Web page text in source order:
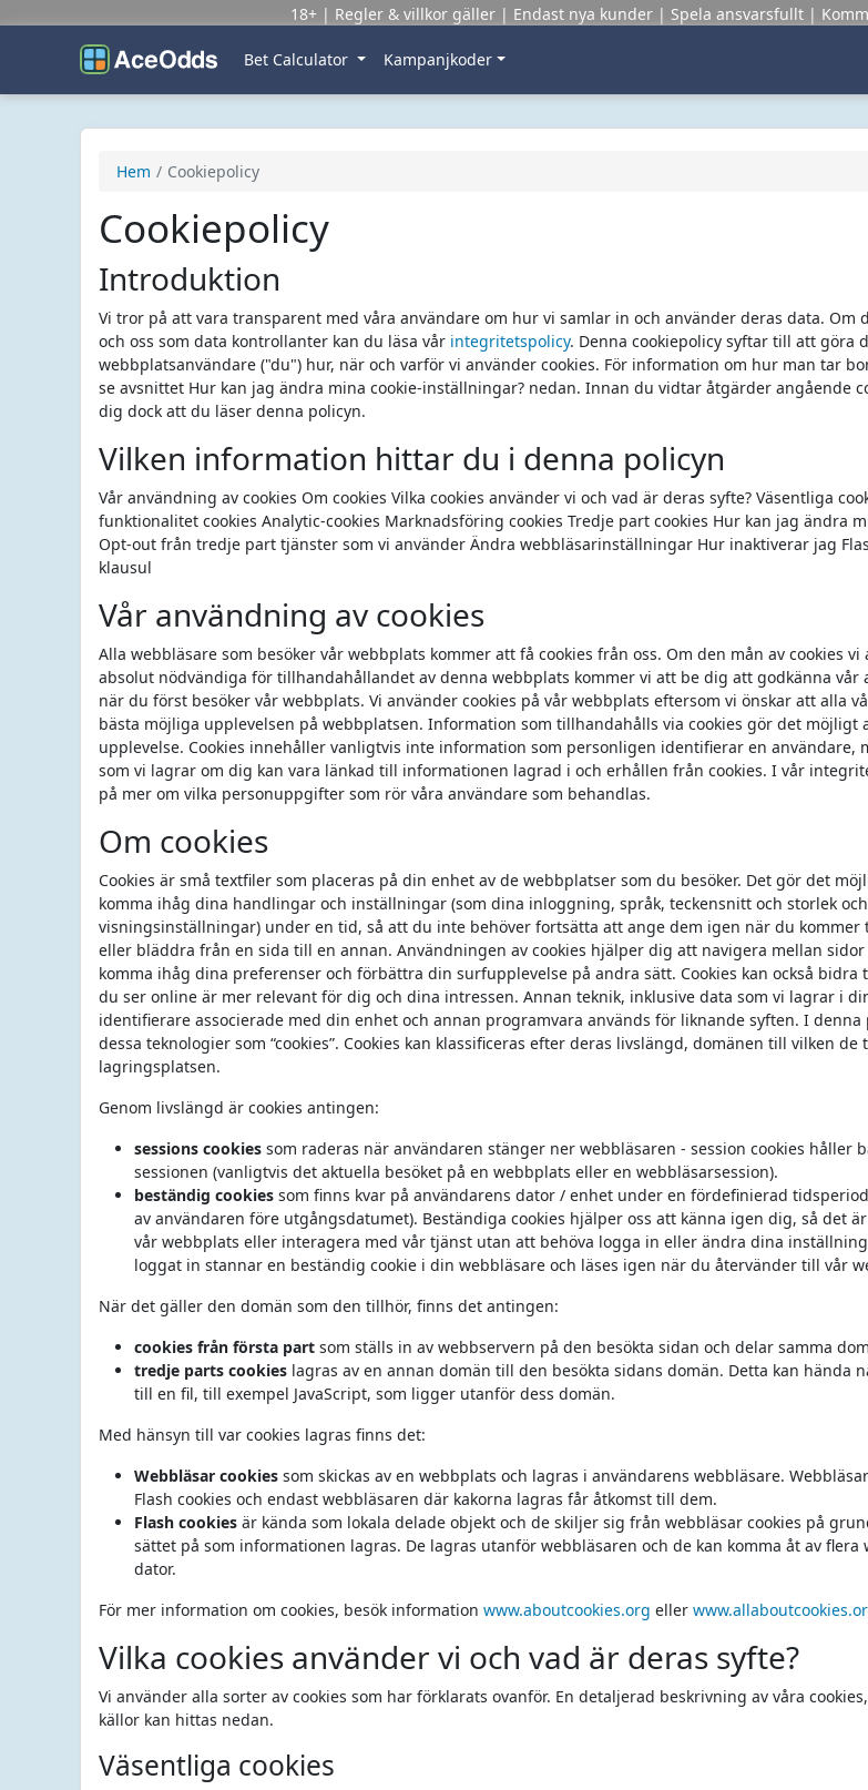
18+ | Regler & villkor gäller | Endast nya kunder | Spela ansvarsfullt |
Bet Calculator Kampanjkoder
Hem Cookiepolicy
Cookiepolicy
Introduktion
Vi tror på att vara transparent med våra användare om hur vi samlar in och använder deras data. Om
och oss som data kontrollanter kan du läsa vår integritetspolicy. Denna cookiepolicy syftar till att göra
webbplatsanvändare ("du") hur, när och varför vi använder cookies. För information om hur man tar
se avsnittet Hur kan jag ändra mina cookie-inställningar? nedan. Innan du vidtar åtgärder angående
dig dock att du läser denna policyn.
Vilken information hittar du i denna policyn
Vår användning av cookies Om cookies Vilka cookies använder vi och vad är deras syfte? Väsentliga
funktionalitet cookies Analytic-cookies Marknadsföring cookies Tredje part cookies Hur kan jag ändra
Opt-out från tredje part tjänster som vi använder Ändra webbläsarinställningar Hur inaktiverar jag
klausul
Vår användning av cookies
Alla webbläsare som besöker vår webbplats kommer att få cookies från oss. Om den mån av cookies
absolut nödvändiga för tillhandahållandet av denna webbplats kommer vi att be dig att godkänna vår
när du först besöker vår webbplats. Vi använder cookies på vår webbplats eftersom vi önskar att alla
bästa möjliga upplevelsen på webbplatsen. Information som tillhandahålls via cookies gör det möjligt
upplevelse. Cookies innehåller vanligtvis inte information som personligen identifierar en användare,
som vi lagrar om dig kan vara länkad till informationen lagrad i och erhållen från cookies. I vår
på mer om vilka personuppgifter som rör våra användare som behandlas.
Om cookies
Cookies är små textfiler som placeras på din enhet av de webbplatser som du besöker. Det gör det
komma ihåg dina handlingar och inställningar (som dina inloggning, språk, teckensnitt och storlek
visningsinställningar) under en tid, så att du inte behöver fortsätta att ange dem igen när du
eller bläddra från en sida till en annan. Användningen av cookies hjälper dig att navigera mellan
komma ihåg dina preferenser och förbättra din surfupplevelse på andra sätt. Cookies kan också
du ser online är mer relevant för dig och dina intressen. Annan teknik, inklusive data som vi lagrar i
identifierare associerade med din enhet och annan programvara används för liknande syften. I
dessa teknologier som “cookies”. Cookies kan klassificeras efter deras livslängd, domänen till vilken de
lagringsplatsen.
Genom livslängd är cookies antingen:
sessions cookies som raderas när användaren stänger ner webbläsaren - session cookies håller
sessionen (vanligtvis det aktuella besöket på en webbplats eller en webbläsarsession).
beständig cookies som finns kvar på användarens dator / enhet under en fördefinierad
av användaren före utgångsdatumet). Beständiga cookies hjälper oss att känna igen dig, så det
vår webbplats eller interagera med vår tjänst utan att behöva logga in eller ändra dina
loggat in stannar en beständig cookie i din webbläsare och läses igen när du återvänder till vår
När det gäller den domän som den tillhör, finns det antingen:
cookies från första part som ställs in av webbservern på den besökta sidan och delar samma
tredje parts cookies lagras av en annan domän till den besökta sidans domän. Detta kan hända
till en fil, till exempel JavaScript, som ligger utanför dess domän.
Med hänsyn till var cookies lagras finns det:
Webbläsar cookies som skickas av en webbplats och lagras i användarens webbläsare.
Flash cookies och endast webbläsaren där kakorna lagras får åtkomst till dem.
Flash cookies är kända som lokala delade objekt och de skiljer sig från webbläsar cookies på
sättet på som informationen lagras. De lagras utanför webbläsaren och de kan komma åt av flera
dator.
För mer information om cookies, besök information www.aboutcookies.org eller
Vilka cookies använder vi och vad är deras syfte?
Vi använder alla sorter av cookies som har förklarats ovanför. En detaljerad beskrivning av våra
källor kan hittas nedan.
Väsentliga cookies